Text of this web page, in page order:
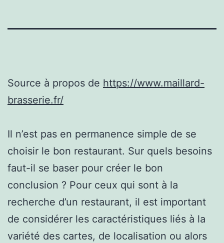
Source à propos de https://www.maillard-
brasserie.fr/
Il n’est pas en permanence simple de se
choisir le bon restaurant. Sur quels besoins
faut-il se baser pour créer le bon
conclusion ? Pour ceux qui sont à la
recherche d’un restaurant, il est important
de considérer les caractéristiques liés à la
variété des cartes, de localisation ou alors